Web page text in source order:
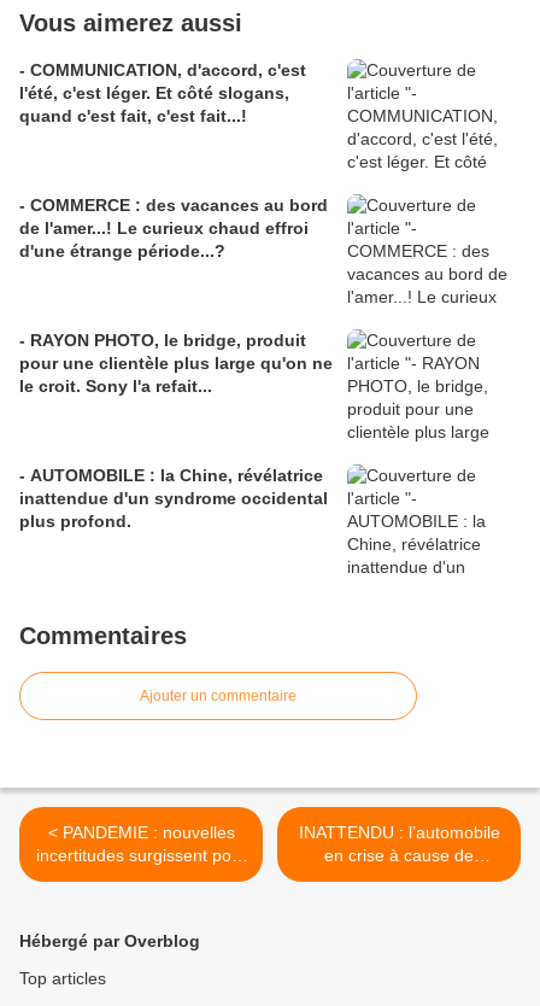
Vous aimerez aussi
- COMMUNICATION, d'accord, c'est
l'été, c'est léger. Et côté slogans,
quand c'est fait, c'est fait...!
- COMMERCE : des vacances au bord
de l'amer...! Le curieux chaud effroi
d'une étrange période...?
- RAYON PHOTO, le bridge, produit
pour une clientèle plus large qu'on ne
le croit. Sony l'a refait...
- AUTOMOBILE : la Chine, révélatrice
inattendue d'un syndrome occidental
plus profond.
Commentaires
Ajouter un commentaire
< PANDEMIE : nouvelles
incertitudes surgissent pour
le commerce et les
INATTENDU : l’automobile
en crise à cause de
l’électronique. Victime d’un
Hébergé par Overblog
Top articles